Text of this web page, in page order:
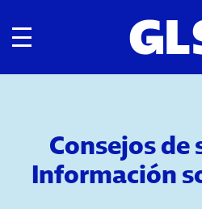
Navegación de palanca
Consejos de
Información